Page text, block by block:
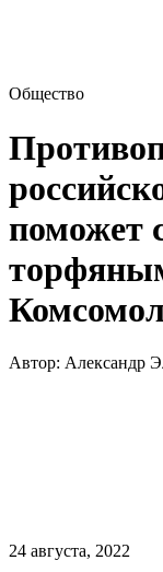
Общество
поможет
Автор: Александр
24 августа, 2022